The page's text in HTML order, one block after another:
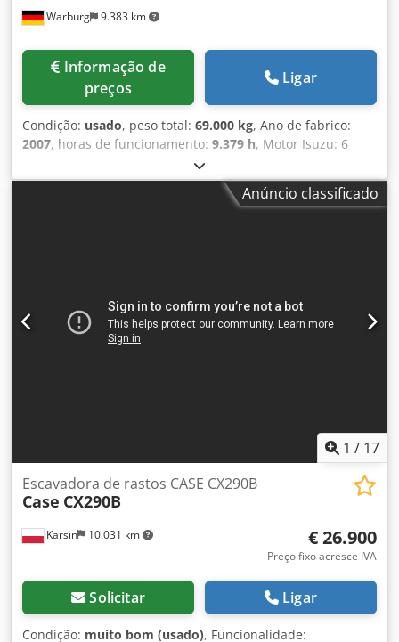
Warburg 9.383 km
preços
Ligar
Condição: usado, peso total: 69.000 kg, Ano de fabrico:
2007, horas de funcionamento: 9.379 h, Motor Isuzu: 6
cilindros, 345kW – AH-6WG1X – EPA e CE Lança 6,58m
Braço 3m Sapatas de esteira 650mm Todas as linhas
hidráulicas (martelo/garra e rotação) Engate rápido
sob consulta Grande revisão realizada: todos os óleos e
filtros, incluindo 650 litros de óleo hidráulico. CASE
Alemanha março de 2026: O motor recebeu 6 novos
Anúncio classificado
1 / 17
Karsin 10.031 km
Escavadora de rastos CASE CX290B
Case CX290B
€ 26.900
Preço fixo acresce IVA
Solicitar Ligar
Condição: muito bom (usado), Funcionalidade: